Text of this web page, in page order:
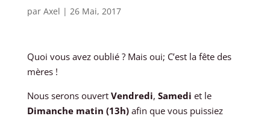
par Axel | 26 Mai, 2017
Quoi vous avez oublié ? Mais oui; C’est la fête des
mères !
Nous serons ouvert Vendredi, Samedi et le
Dimanche matin (13h)afin que vous puissiez